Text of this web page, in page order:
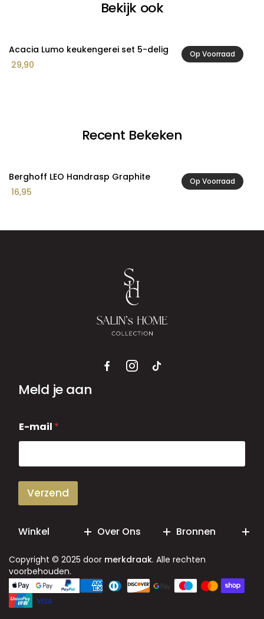
Bekijk ook
Op Voorraad
Acacia Lumo keukengerei set 5-delig
29,90
Recent Bekeken
Op Voorraad
Berghoff LEO Handrasp Graphite
16,95
Meld je aan
-
m
i
E-mail *
Verzend
Winkel Over Ons Bronnen
Copyright © 2025 door merkdraak. Alle rechten
voorbehouden.